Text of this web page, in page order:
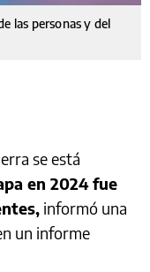
las personas y del
se está
en 2024 fue
informó una
un informe